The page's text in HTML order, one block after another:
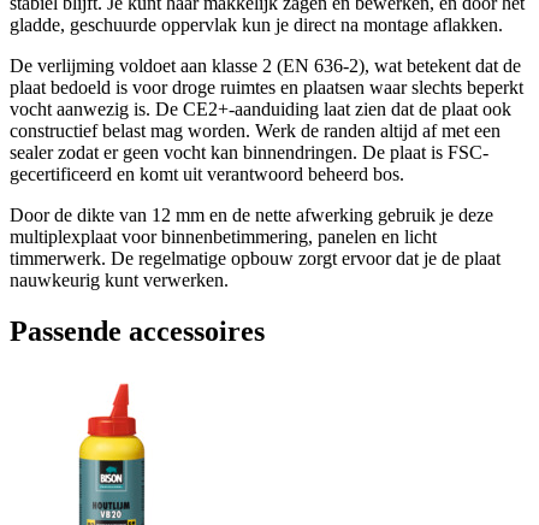
gladde, geschuurde oppervlak kun je direct na montage aflakken.
De verlijming voldoet aan klasse 2 (EN 636-2), wat betekent dat de
plaat bedoeld is voor droge ruimtes en plaatsen waar slechts beperkt
vocht aanwezig is. De CE2+-aanduiding laat zien dat de plaat ook
constructief belast mag worden. Werk de randen altijd af met een
sealer zodat er geen vocht kan binnendringen. De plaat is FSC-
gecertificeerd en komt uit verantwoord beheerd bos.
Door de dikte van 12 mm en de nette afwerking gebruik je deze
multiplexplaat voor binnenbetimmering, panelen en licht
timmerwerk. De regelmatige opbouw zorgt ervoor dat je de plaat
nauwkeurig kunt verwerken.
Passende accessoires